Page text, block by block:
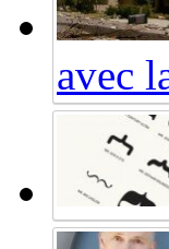
avec